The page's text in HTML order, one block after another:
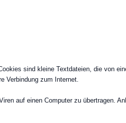
sind kleine Textdateien, die von
Verbindung zum Internet.
auf einen Computer zu übertragen.